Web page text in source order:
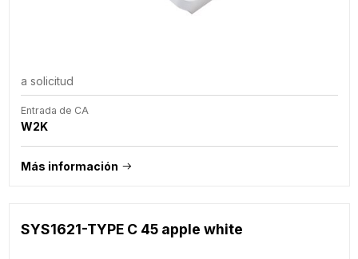
a solicitud
Entrada de CA
W2K
Más información
SYS1621-TYPE C 45 apple white